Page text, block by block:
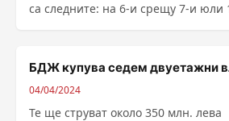
са следните: на 6-и срещу 7-и юли
БДЖ купува седем двуетажни
04/04/2024
Те ще струват около 350 млн. лева